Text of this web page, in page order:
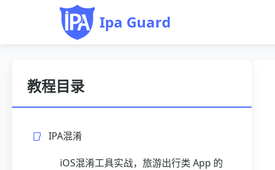
Ipa Guard
教程目录
IPA混淆
iOS混淆工具实战，旅游出行类 App 的